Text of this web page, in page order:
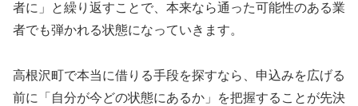
者に」と繰り返すことで、本来なら通った可能性のある業
者でも弾かれる状態になっていきます。
高根沢町で本当に借りる手段を探すなら、申込みを広げる
前に「自分が今どの状態にあるか」を把握することが先決